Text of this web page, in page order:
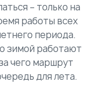
– только на
работы всех
периода.
зимой работают
чего маршрут
для лета.